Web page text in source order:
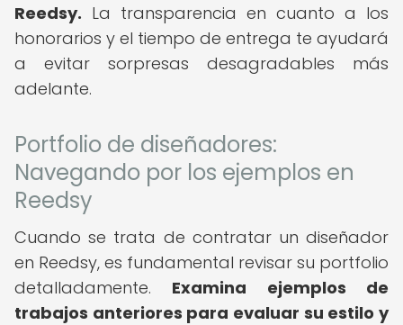
Reedsy. La transparencia en cuanto a los
honorarios y el tiempo de entrega te ayudará
a evitar sorpresas desagradables más
adelante.
Portfolio de diseñadores:
Navegando por los ejemplos en
Reedsy
Cuando se trata de contratar un diseñador
en Reedsy, es fundamental revisar su portfolio
detalladamente. Examina ejemplos de
trabajos anteriores para evaluar su estilo y